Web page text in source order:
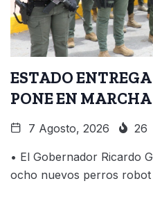
ESTADO
PONE EN
7 Agosto, 2026 26
• El Gobernador Ricardo
ocho nuevos perros robot